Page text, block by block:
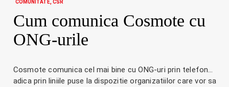
COMUNITATE CSR
Cum comunica Cosmote cu
ONG-urile
Cosmote comunica cel mai bine cu ONG-uri prin telefon…
adica prin liniile puse la dispozitie organizatiilor care vor sa